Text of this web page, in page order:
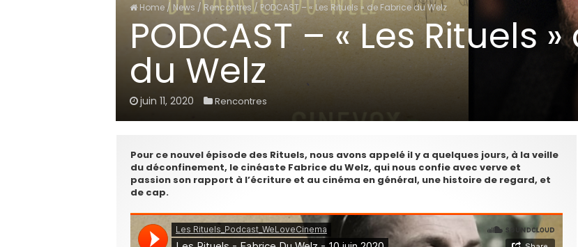
Home / News / Rencontres / PODCAST – « Les Rituels » de Fabrice du Welz
PODCAST – « Les Rituels
du Welz
juin 11, 2020 Rencontres
Pour ce nouvel épisode des Rituels, nous avons appelé il y a quelques jours, à la veille
du déconfinement, le cinéaste Fabrice du Welz, qui nous confie avec verve et
passion son rapport à l’écriture et au cinéma en général, une histoire de regard, et
de cap.